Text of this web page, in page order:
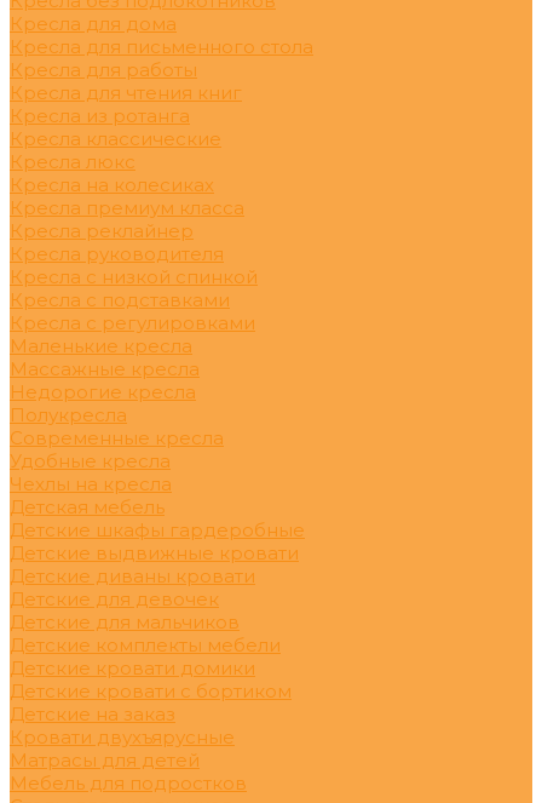
Кресла для дома
Кресла для письменного стола
Кресла для работы
Кресла для чтения книг
Кресла из ротанга
Кресла классические
Кресла люкс
Кресла на колесиках
Кресла премиум класса
Кресла реклайнер
Кресла руководителя
Кресла с низкой спинкой
Кресла с подставками
Кресла с регулировками
Маленькие кресла
Массажные кресла
Недорогие кресла
Полукресла
Современные кресла
Удобные кресла
Чехлы на кресла
Детская мебель
Детские шкафы гардеробные
Детские выдвижные кровати
Детские диваны кровати
Детские для девочек
Детские для мальчиков
Детские комплекты мебели
Детские кровати домики
Детские кровати с бортиком
Детские на заказ
Кровати двухъярусные
Матрасы для детей
Мебель для подростков